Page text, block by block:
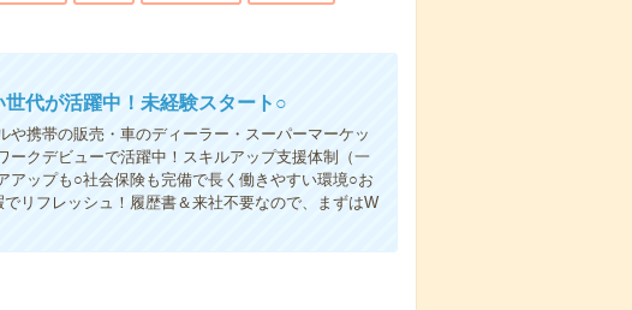
代が活躍中！未経験スタート○
や携帯の販売・車のディーラー・スーパーマーケッ
ークデビューで活躍中！スキルアップ支援体制（一
ップも○社会保険も完備で長く働きやすい環境○お
リフレッシュ！履歴書＆来社不要なので、まずはW